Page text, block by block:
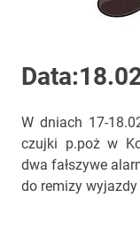
W dniach 17-
czujki p.poż w
dwa fałszywe
do remizy wyjazdy